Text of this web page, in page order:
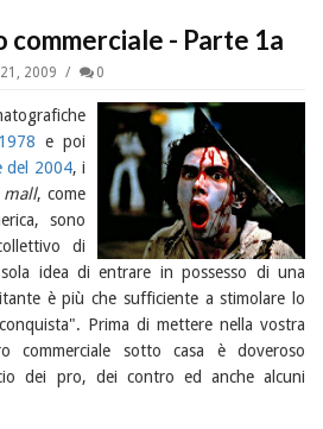
commerciale - Parte 1a
2009 0
e poi
del 2004, i
mall, come
sono
di
idea di entrare in possesso di una
è più che sufficiente a stimolare lo
Prima di mettere nella vostra
commerciale sotto casa è doveroso
dei pro, dei contro ed anche alcuni